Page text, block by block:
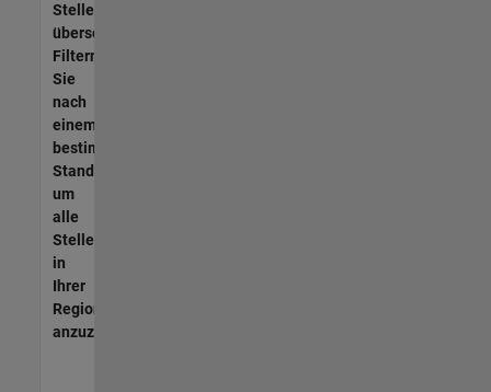
Stellen
übersetzt.
Filtern
Sie
nach
einem
bestimmten
Standort,
um
alle
Stellenangebote
in
Ihrer
Region
anzuzeigen.